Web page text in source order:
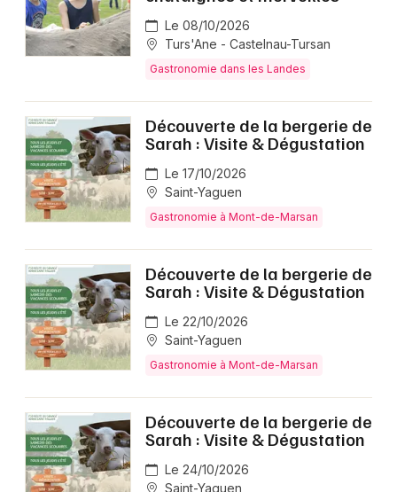
Le 08/10/2026
Turs'Ane - Castelnau-Tursan
Gastronomie dans les Landes
Découverte de la bergerie de
Sarah : Visite & Dégustation
Le 17/10/2026
Saint-Yaguen
Gastronomie à Mont-de-Marsan
Découverte de la bergerie de
Sarah : Visite & Dégustation
Le 22/10/2026
Saint-Yaguen
Gastronomie à Mont-de-Marsan
Découverte de la bergerie de
Sarah : Visite & Dégustation
Le 24/10/2026
Saint-Yaguen